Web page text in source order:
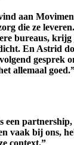
vind aan
nazorg die ze
bureaus,
dicht. En
opvolgend
het allemaal